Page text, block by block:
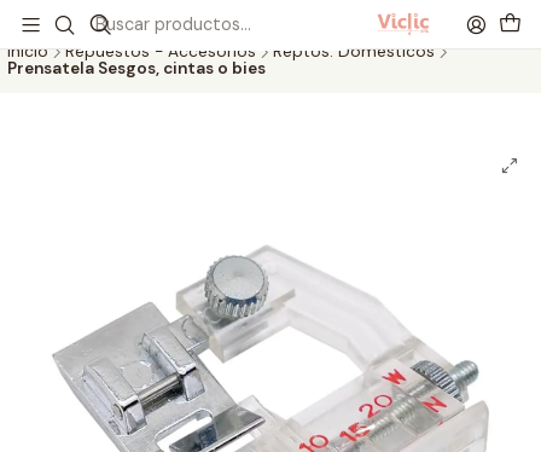
Este es el texto del slide
Leer más
Inicio
Repuestos - Accesorios
Reptos. Domésticos
Prensatela Sesgos, cintas o bies